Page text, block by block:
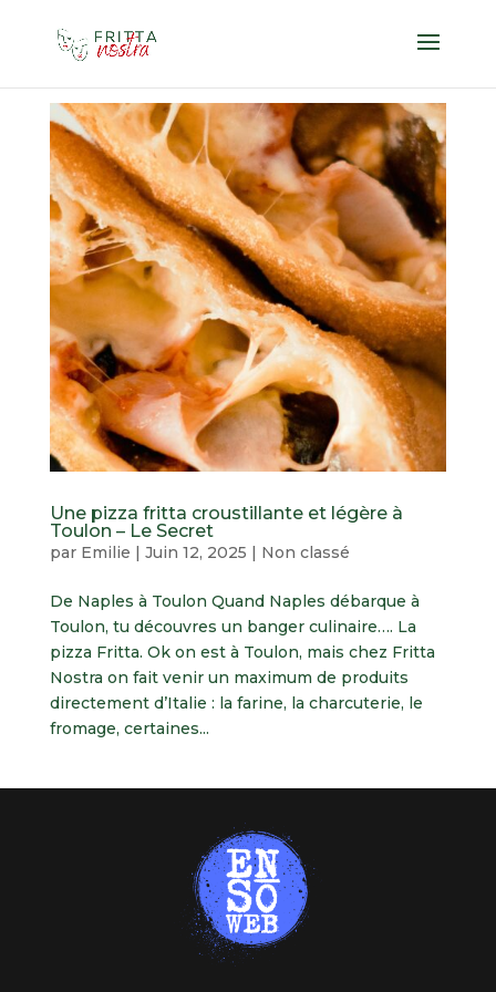
Une pizza fritta croustillante et légère à
Toulon – Le Secret
par Emilie | Juin 12, 2025 | Non classé
De Naples à Toulon Quand Naples débarque à
Toulon, tu découvres un banger culinaire…. La
pizza Fritta. Ok on est à Toulon, mais chez Fritta
Nostra on fait venir un maximum de produits
directement d’Italie : la farine, la charcuterie, le
fromage, certaines...